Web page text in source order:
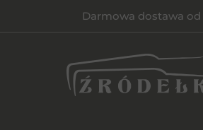
Darmowa dostawa od